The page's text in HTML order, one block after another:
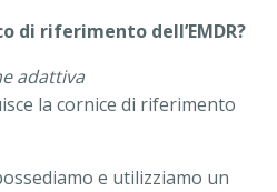
di riferimento dell’EMDR?
adattiva
la cornice di riferimento
e utilizziamo un